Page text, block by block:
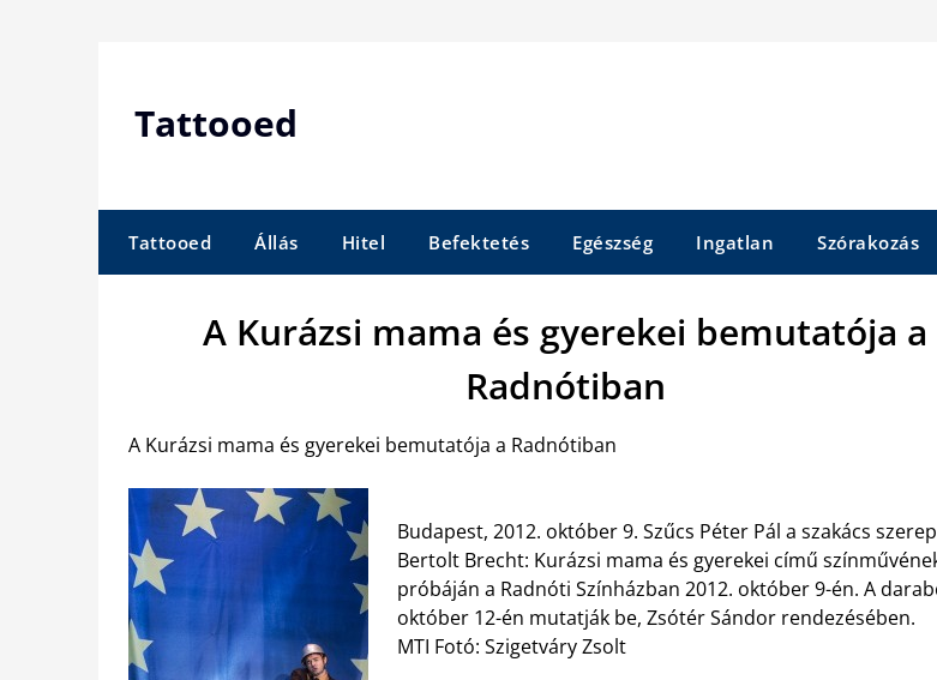
Tattooed
Tattooed Állás Hitel Befektetés Egészség Ingatlan Szórakozás
A Kurázsi mama és gyerekei bemutatója a
Radnótiban
A Kurázsi mama és gyerekei bemutatója a Radnótiban
Budapest, 2012. október 9. Szűcs Péter Pál a szakács
Bertolt Brecht: Kurázsi mama és gyerekei című
próbáján a Radnóti Színházban 2012. október 9-én. A
október 12-én mutatják be, Zsótér Sándor rendezésében.
MTI Fotó: Szigetváry Zsolt